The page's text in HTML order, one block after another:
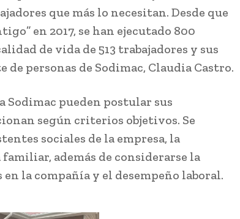
que más lo necesitan. Desde que
en 2017, se han ejecutado 800
de vida de 513 trabajadores y sus
de personas de Sodimac, Claudia Castro.
Sodimac pueden postular sus
según criterios objetivos. Se
sociales de la empresa, la
además de considerarse la
la compañía y el desempeño laboral.